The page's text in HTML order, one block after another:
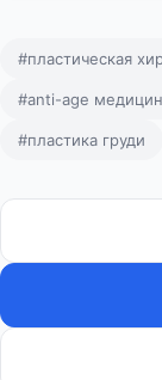
#пластическая
#anti-age
#пластика груди